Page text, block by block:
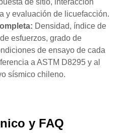
de sitio, interacción
y evaluación de licuefacción.
Densidad, índice de
esfuerzos, grado de
de ensayo de cada
a ASTM D8295 y al
sísmico chileno.
y FAQ